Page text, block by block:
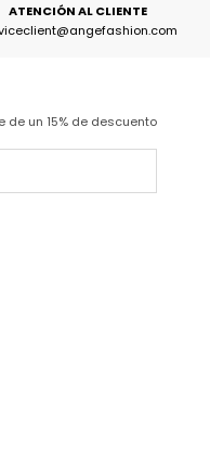
ATENCIÓN AL CLIENTE
un 15% de descuento